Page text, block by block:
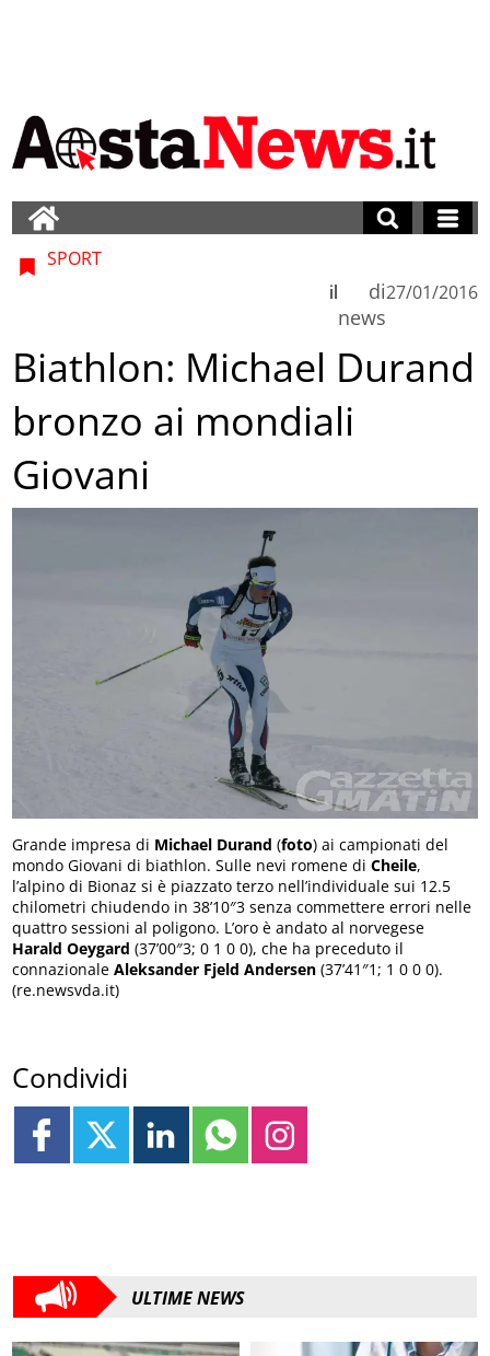
SPORT
di
news
il 27/01/2016
Biathlon: Michael Durand
bronzo ai mondiali
Giovani
Grande impresa di Michael Durand (foto) ai campionati del
mondo Giovani di biathlon. Sulle nevi romene diCheile,
l’alpino di Bionaz si è piazzato terzo nell’individuale sui 12.5
chilometri chiudendo in 38’10″3 senza commettere errori nelle
quattro sessioni al poligono. L’oro è andato al norvegese
Harald Oeygard (37’00″3; 0 1 0 0), che ha preceduto il
connazionaleAleksander Fjeld Andersen (37’41″1; 1 0 0 0).
(re.newsvda.it)
Condividi
ULTIME NEWS